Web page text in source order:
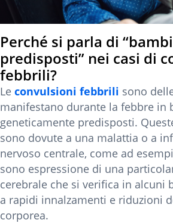
Perché si parla di
predisposti” nei casi di
febbrili?
Le convulsioni febbrili sono
manifestano durante la febbre in
geneticamente predisposti.
sono dovute a una malattia o a
nervoso centrale, come ad
sono espressione di una
cerebrale che si verifica in alcuni
a rapidi innalzamenti e riduzioni
corporea.